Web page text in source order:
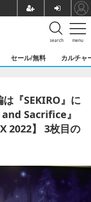
menu
search
セール/無料 カルチャ
『SEKIRO』に
Sacrifice』
2022】 3枚目の